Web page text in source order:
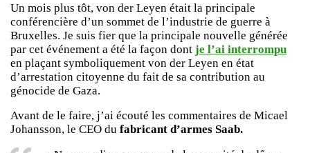
Un mois plus tôt, von der Leyen était la principale
conférencière d’un sommet de l’industrie de guerre à
Bruxelles. Je suis fier que la principale nouvelle générée
par cet événement a été la façon dont je l’ai interrompu
en plaçant symboliquement von der Leyen en état
d’arrestation citoyenne du fait de sa contribution au
génocide de Gaza.
Avant de le faire, j’ai écouté les commentaires de Micael
Johansson, le CEO du fabricant d’armes Saab.